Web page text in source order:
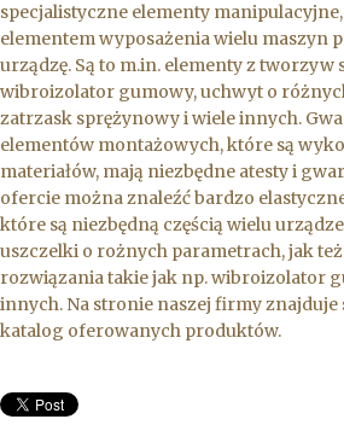
specjalistyczne elementy
elementem wyposażenia wielu maszyn
urządzę. Są to m.in. elementy z tworzyw
wibroizolator gumowy, uchwyt o
zatrzask sprężynowy i wiele innych.
elementów montażowych, które są
materiałów, mają niezbędne atesty i
ofercie można znaleźć bardzo
które są niezbędną częścią wielu
uszczelki o rożnych parametrach, jak
rozwiązania takie jak np. wibroizolator
innych. Na stronie naszej firmy znajduje
katalog oferowanych produktów.